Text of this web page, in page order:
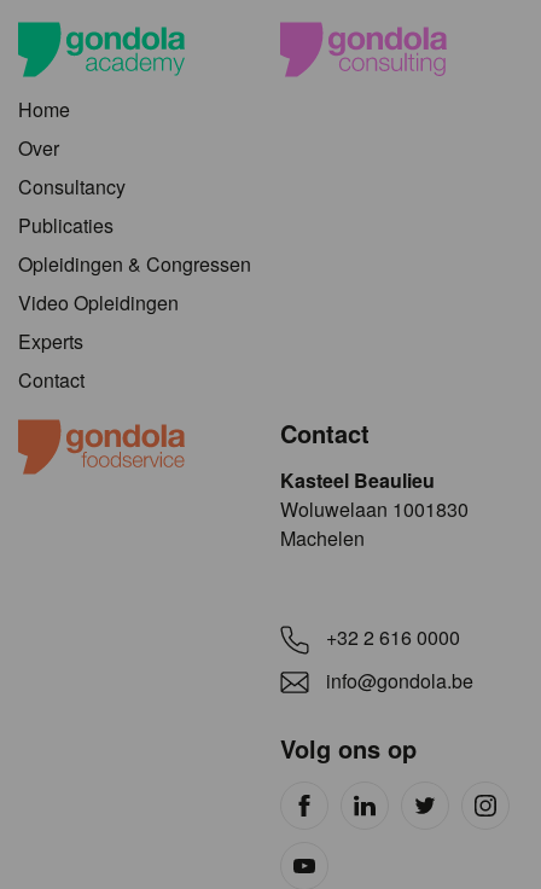
Home
Over
Consultancy
Publicaties
Opleidingen & Congressen
Video Opleidingen
Experts
Contact
Contact
Kasteel Beaulieu
​​​Woluwelaan 1001830
Machelen
+32 2 616 0000
info@gondola.be
Volg ons op